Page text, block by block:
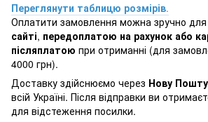
Переглянути таблицю розмірів.
Оплатити замовлення можна зручно
сайті, передоплатою на рахунок або
післяплатою при отриманні (для
4000 грн).
Доставку здійснюємо через Нову Пошту
всій Україні. Після відправки ви
для відстеження посилки.